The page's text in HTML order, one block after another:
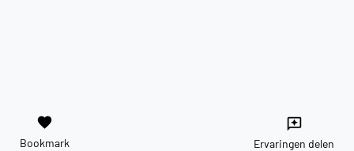
favorite
Bookmark
reviews
Ervaringen delen